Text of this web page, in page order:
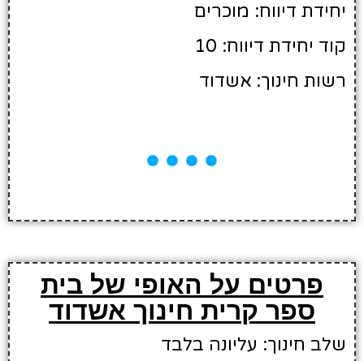
יחידת דיווח: מוכרים
קוד יחידת דיווח: 10
רשות חינוך: אשדוד
פרטים על האופי של בית
ספר קרית חינוך אשדוד
שלב חינוך: עליונה בלבד